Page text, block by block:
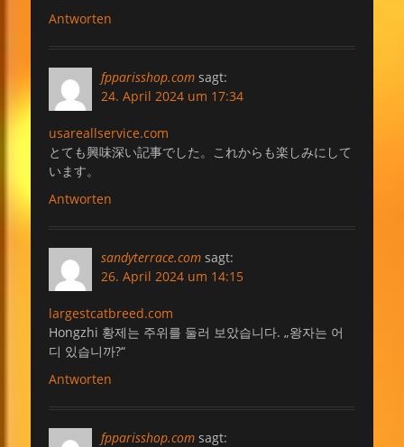
Antworten
fpparisshop.com sagt:
24. April 2024 um 17:34
usareallservice.com
とても興味深い記事でした。これからも楽しみにして
います。
Antworten
sandyterrace.com sagt:
26. April 2024 um 14:15
largestcatbreed.com
Hongzhi 황제는 주위를 둘러 보았습니다. „왕자는 어
디 있습니까?“
Antworten
fpparisshop.com sagt: